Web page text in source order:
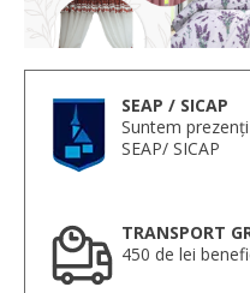
SEAP / SICAP
Suntem
SEAP/ SICAP
TRANSPORT
450 de lei